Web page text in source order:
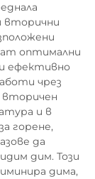
вторични
оптимални
и ефективно
чрез
вторичен
и в
горене,
да
дим. Този
дима,